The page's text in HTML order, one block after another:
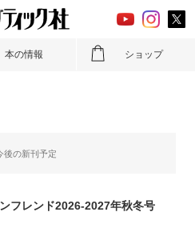
本の情報 ショップ
後の新刊予定
フレンド2026-2027年秋冬号